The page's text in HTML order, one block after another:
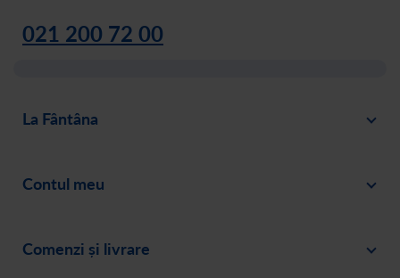
021 200 72 00
La Fântâna
Despre noi
Recomandă un prieten
Contul meu
Creează-ți cont
Comenzi și livrare